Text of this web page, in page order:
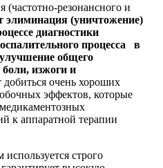
(частотно-резонансного и
элиминация (уничтожение)
диагностики
процесса в
общего
изжоги и
добиться очень хороших
эффектов, которые
к аппаратной терапии
строго